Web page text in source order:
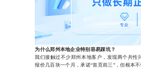
为什么郑州本地企业特别容易踩坑？
我们接触过不少郑州本地客户，发现两个共
报价几百块一个月，承诺“首页前三”，但根本